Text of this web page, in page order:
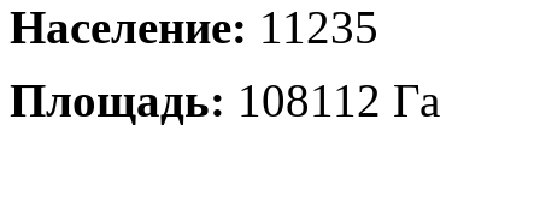
Население: 11235
Площадь: 108112 Га